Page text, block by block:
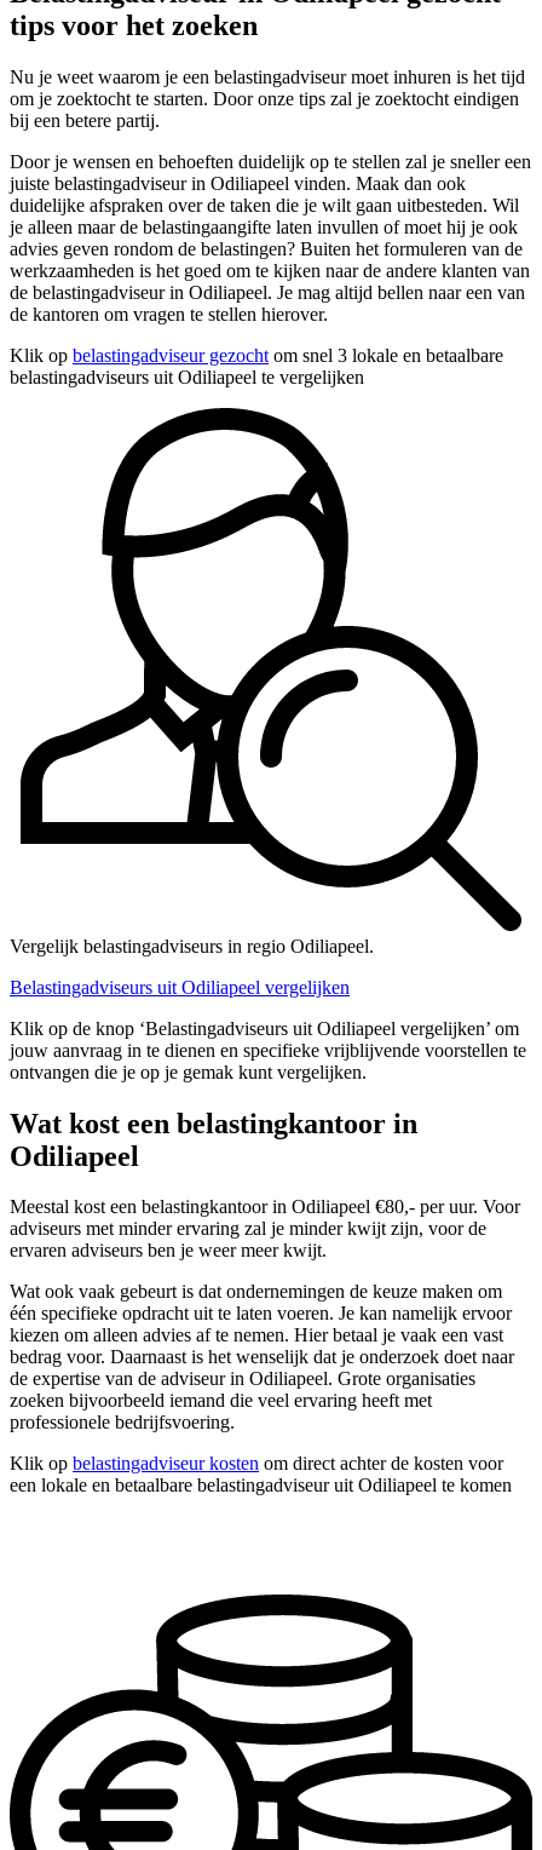
tips voor het zoeken
Nu je weet waarom je een belastingadviseur moet inhuren is het tijd
om je zoektocht te starten. Door onze tips zal je zoektocht eindigen
bij een betere partij.
Door je wensen en behoeften duidelijk op te stellen zal je sneller een
juiste belastingadviseur in Odiliapeel vinden. Maak dan ook
duidelijke afspraken over de taken die je wilt gaan uitbesteden. Wil
je alleen maar de belastingaangifte laten invullen of moet hij je ook
advies geven rondom de belastingen? Buiten het formuleren van de
werkzaamheden is het goed om te kijken naar de andere klanten van
de belastingadviseur in Odiliapeel. Je mag altijd bellen naar een van
de kantoren om vragen te stellen hierover.
Klik op belastingadviseur gezocht om snel 3 lokale en betaalbare
belastingadviseurs uit Odiliapeel te vergelijken
Vergelijk belastingadviseurs in regio Odiliapeel.
Belastingadviseurs uit Odiliapeel vergelijken
Klik op de knop ‘Belastingadviseurs uit Odiliapeel vergelijken’ om
jouw aanvraag in te dienen en specifieke vrijblijvende voorstellen te
ontvangen die je op je gemak kunt vergelijken.
Wat kost een belastingkantoor in
Odiliapeel
Meestal kost een belastingkantoor in Odiliapeel €80,- per uur. Voor
adviseurs met minder ervaring zal je minder kwijt zijn, voor de
ervaren adviseurs ben je weer meer kwijt.
Wat ook vaak gebeurt is dat ondernemingen de keuze maken om
één specifieke opdracht uit te laten voeren. Je kan namelijk ervoor
kiezen om alleen advies af te nemen. Hier betaal je vaak een vast
bedrag voor. Daarnaast is het wenselijk dat je onderzoek doet naar
de expertise van de adviseur in Odiliapeel. Grote organisaties
zoeken bijvoorbeeld iemand die veel ervaring heeft met
professionele bedrijfsvoering.
Klik op belastingadviseur kosten om direct achter de kosten voor
een lokale en betaalbare belastingadviseur uit Odiliapeel te komen